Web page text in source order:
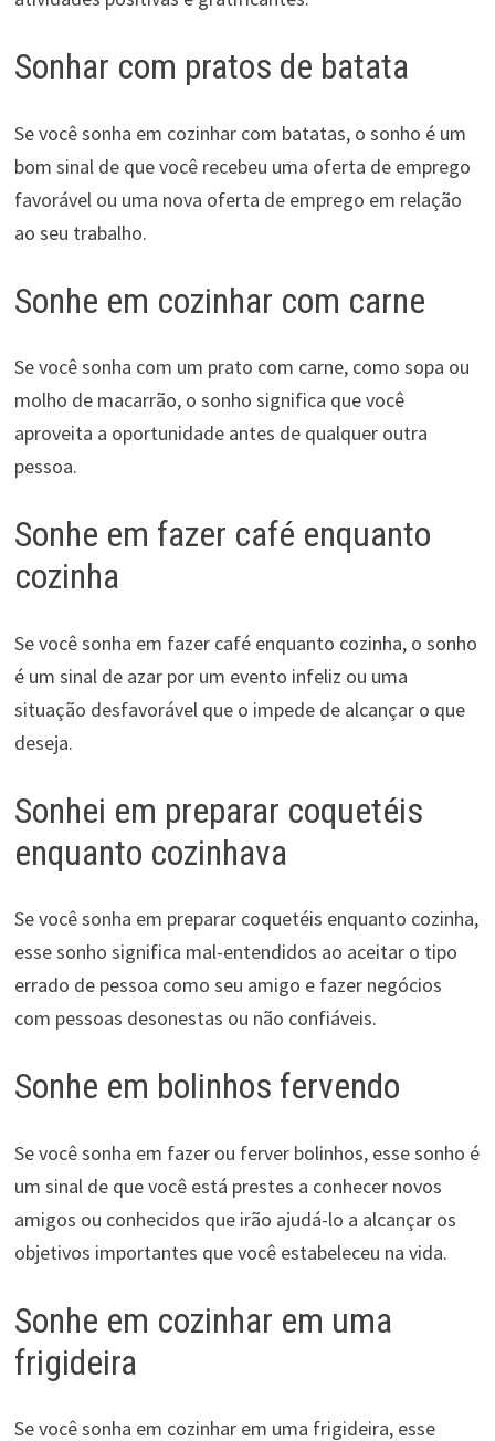
Sonhar com pratos de batata
Se você sonha em cozinhar com batatas, o sonho é um
bom sinal de que você recebeu uma oferta de emprego
favorável ou uma nova oferta de emprego em relação
ao seu trabalho.
Sonhe em cozinhar com carne
Se você sonha com um prato com carne, como sopa ou
molho de macarrão, o sonho significa que você
aproveita a oportunidade antes de qualquer outra
pessoa.
Sonhe em fazer café enquanto
cozinha
Se você sonha em fazer café enquanto cozinha, o sonho
é um sinal de azar por um evento infeliz ou uma
situação desfavorável que o impede de alcançar o que
deseja.
Sonhei em preparar coquetéis
enquanto cozinhava
Se você sonha em preparar coquetéis enquanto cozinha,
esse sonho significa mal-entendidos ao aceitar o tipo
errado de pessoa como seu amigo e fazer negócios
com pessoas desonestas ou não confiáveis.
Sonhe em bolinhos fervendo
Se você sonha em fazer ou ferver bolinhos, esse sonho é
um sinal de que você está prestes a conhecer novos
amigos ou conhecidos que irão ajudá-lo a alcançar os
objetivos importantes que você estabeleceu na vida.
Sonhe em cozinhar em uma
frigideira
Se você sonha em cozinhar em uma frigideira, esse